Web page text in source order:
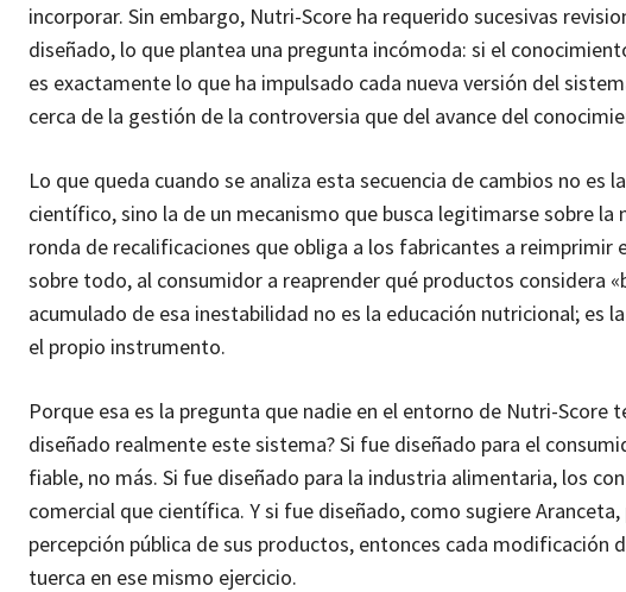
incorporar. Sin embargo, Nutri-Score ha requerido sucesivas
diseñado, lo que plantea una pregunta incómoda: si el
es exactamente lo que ha impulsado cada nueva versión del
cerca de la gestión de la controversia que del avance del
Lo que queda cuando se analiza esta secuencia de cambios no
científico, sino la de un mecanismo que busca legitimarse sobre
ronda de recalificaciones que obliga a los fabricantes a reimprimir
sobre todo, al consumidor a reaprender qué productos considera
acumulado de esa inestabilidad no es la educación nutricional; es
el propio instrumento.
Porque esa es la pregunta que nadie en el entorno de Nutri-
diseñado realmente este sistema? Si fue diseñado para el
fiable, no más. Si fue diseñado para la industria alimentaria, los
comercial que científica. Y si fue diseñado, como sugiere
percepción pública de sus productos, entonces cada modificación
tuerca en ese mismo ejercicio.